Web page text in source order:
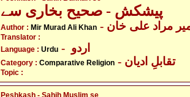
پیشکش - صحیح بخاری سے
Author : Mir Murad Ali Khan میر مراد علی خان
Translator :
Language : Urdu
Category : Comparative Religion - تقابلِ ادیان
Topic :
Peshkash - Sahih Muslim se